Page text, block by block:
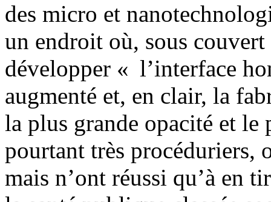
des micro et
un endroit où, sous
développer « l’interface
augmenté et, en clair, la
la plus grande opacité et le
pourtant très procéduriers,
mais n’ont réussi qu’à en